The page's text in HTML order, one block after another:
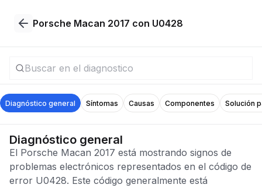
Porsche Macan 2017 con U0428
Diagnóstico general Síntomas Causas Componentes Solución
Diagnóstico general
El Porsche Macan 2017 está mostrando signos de
problemas electrónicos representados en el código de
error U0428. Este código generalmente está